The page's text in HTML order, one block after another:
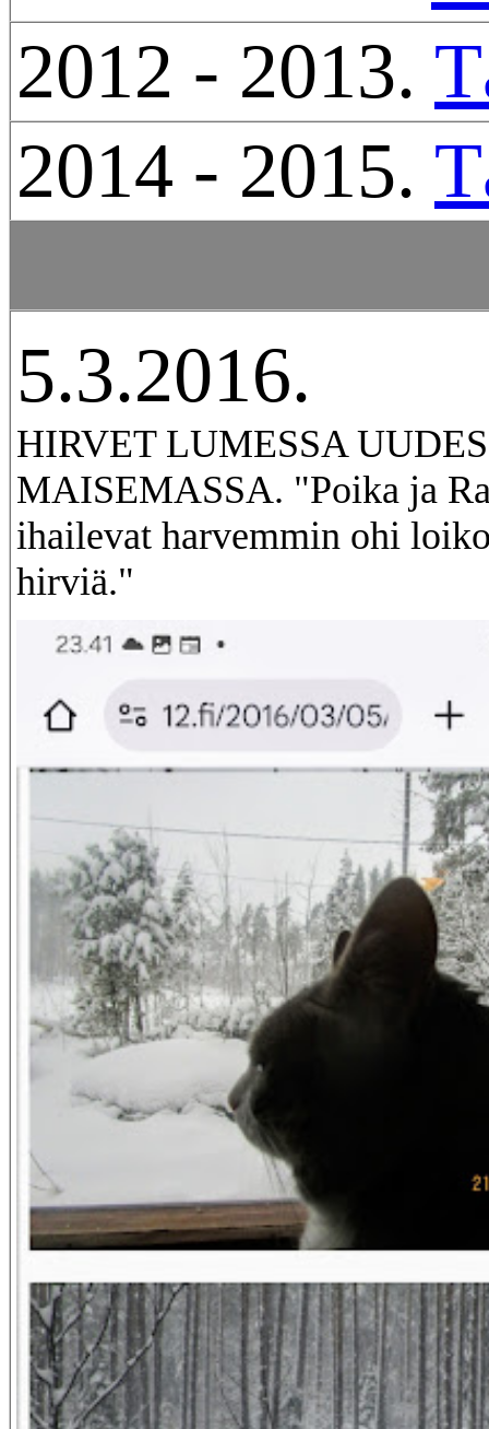
2012 - 2013.
2014 - 2015.
5.3.2016.
HIRVET LUMESSA
MAISEMASSA. "Poika ja
ihailevat harvemmin ohi
hirviä."